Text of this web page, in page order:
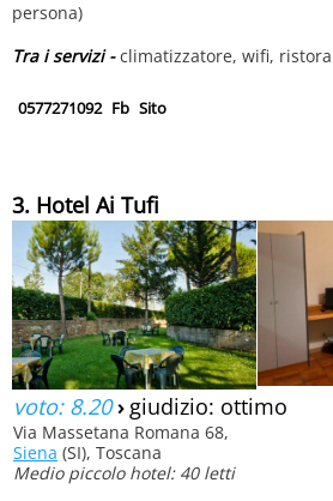
persona)
Tra i servizi -climatizzatore, wifi,
0577271092 Fb Sito
3. Hotel Ai Tufi
voto: 8.20› giudizio: ottimo
Via Massetana Romana 68,
Siena (SI), Toscana
Medio piccolo hotel: 40 letti